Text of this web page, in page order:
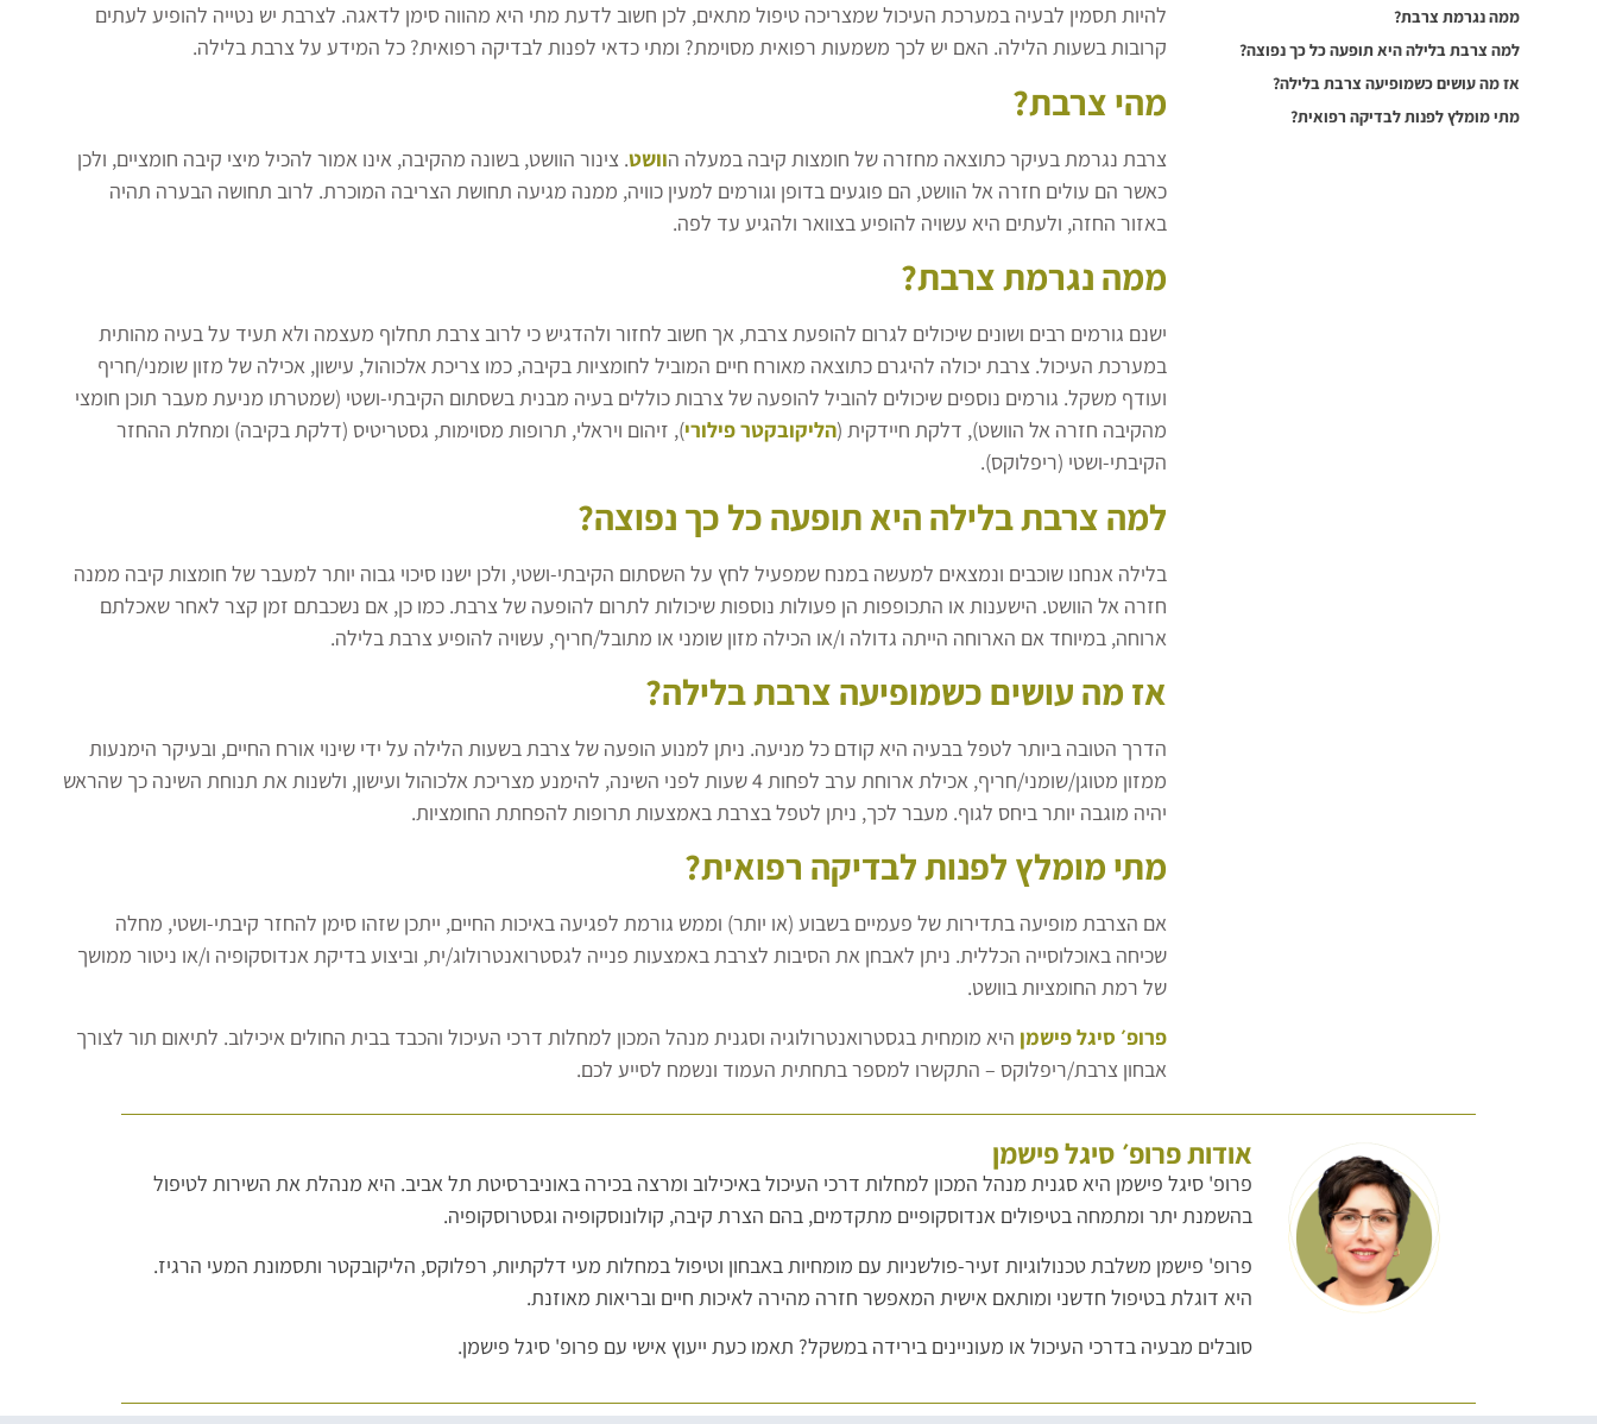
ממה נגרמת צרבת?
למה צרבת בלילה היא תופעה כל כך נפוצה?
אז מה עושים כשמופיעה צרבת בלילה?
מתי מומלץ לפנות לבדיקה רפואית?
להיות תסמין לבעיה במערכת העיכול שמצריכה טיפול מתאים, לכן חשוב לדעת מתי היא מהווה סימן לדאגה. לצרבת יש נטייה להופיע לעתים
קרובות בשעות הלילה. האם יש לכך משמעות רפואית מסוימת? ומתי כדאי לפנות לבדיקה רפואית? כל המידע על צרבת בלילה.
מהי צרבת?
צרבת נגרמת בעיקר כתוצאה מחזרה של חומצות קיבה במעלה הוושט. צינור הוושט, בשונה מהקיבה, אינו אמור להכיל מיצי קיבה חומציים, ולכן
כאשר הם עולים חזרה אל הוושט, הם פוגעים בדופן וגורמים למעין כוויה, ממנה מגיעה תחושת הצריבה המוכרת. לרוב תחושה הבערה תהיה
באזור החזה, ולעתים היא עשויה להופיע בצוואר ולהגיע עד לפה.
ממה נגרמת צרבת?
ישנם גורמים רבים ושונים שיכולים לגרום להופעת צרבת, אך חשוב לחזור ולהדגיש כי לרוב צרבת תחלוף מעצמה ולא תעיד על בעיה מהותית
במערכת העיכול. צרבת יכולה להיגרם כתוצאה מאורח חיים המוביל לחומציות בקיבה, כמו צריכת אלכוהול, עישון, אכילה של מזון שומני/חריף
ועודף משקל. גורמים נוספים שיכולים להוביל להופעה של צרבות כוללים בעיה מבנית בשסתום הקיבתי-ושטי (שמטרתו מניעת מעבר תוכן חומצי
מהקיבה חזרה אל הוושט), דלקת חיידקית (הליקובקטר פילורי), זיהום ויראלי, תרופות מסוימות, גסטריטיס (דלקת בקיבה) ומחלת ההחזר
הקיבתי-ושטי (ריפלוקס).
למה צרבת בלילה היא תופעה כל כך נפוצה?
בלילה אנחנו שוכבים ונמצאים למעשה במנח שמפעיל לחץ על השסתום הקיבתי-ושטי, ולכן ישנו סיכוי גבוה יותר למעבר של חומצות קיבה ממנה
חזרה אל הוושט. הישענות או התכופפות הן פעולות נוספות שיכולות לתרום להופעה של צרבת. כמו כן, אם נשכבתם זמן קצר לאחר שאכלתם
ארוחה, במיוחד אם הארוחה הייתה גדולה ו/או הכילה מזון שומני או מתובל/חריף, עשויה להופיע צרבת בלילה.
אז מה עושים כשמופיעה צרבת בלילה?
הדרך הטובה ביותר לטפל בבעיה היא קודם כל מניעה. ניתן למנוע הופעה של צרבת בשעות הלילה על ידי שינוי אורח החיים, ובעיקר הימנעות
ממזון מטוגן/שומני/חריף, אכילת ארוחת ערב לפחות 4 שעות לפני השינה, להימנע מצריכת אלכוהול ועישון, ולשנות את תנוחת השינה כך שהראש
יהיה מוגבה יותר ביחס לגוף. מעבר לכך, ניתן לטפל בצרבת באמצעות תרופות להפחתת החומציות.
מתי מומלץ לפנות לבדיקה רפואית?
אם הצרבת מופיעה בתדירות של פעמיים בשבוע (או יותר) וממש גורמת לפגיעה באיכות החיים, ייתכן שזהו סימן להחזר קיבתי-ושטי, מחלה
שכיחה באוכלוסייה הכללית. ניתן לאבחן את הסיבות לצרבת באמצעות פנייה לגסטרואנטרולוג/ית, וביצוע בדיקת אנדוסקופיה ו/או ניטור ממושך
של רמת החומציות בוושט.
פרופ׳ סיגל פישמן היא מומחית בגסטרואנטרולוגיה וסגנית מנהל המכון למחלות דרכי העיכול והכבד בבית החולים איכילוב. לתיאום תור לצורך
אבחון צרבת/ריפלוקס – התקשרו למספר בתחתית העמוד ונשמח לסייע לכם.
אודות פרופ׳ סיגל פישמן
פרופ' סיגל פישמן היא סגנית מנהל המכון למחלות דרכי העיכול באיכילוב ומרצה בכירה באוניברסיטת תל אביב. היא מנהלת את השירות לטיפול
בהשמנת יתר ומתמחה בטיפולים אנדוסקופיים מתקדמים, בהם הצרת קיבה, קולונוסקופיה וגסטרוסקופיה.
פרופ' פישמן משלבת טכנולוגיות זעיר-פולשניות עם מומחיות באבחון וטיפול במחלות מעי דלקתיות, רפלוקס, הליקובקטר ותסמונת המעי הרגיז.
היא דוגלת בטיפול חדשני ומותאם אישית המאפשר חזרה מהירה לאיכות חיים ובריאות מאוזנת.
סובלים מבעיה בדרכי העיכול או מעוניינים בירידה במשקל? תאמו כעת ייעוץ אישי עם פרופ' סיגל פישמן.